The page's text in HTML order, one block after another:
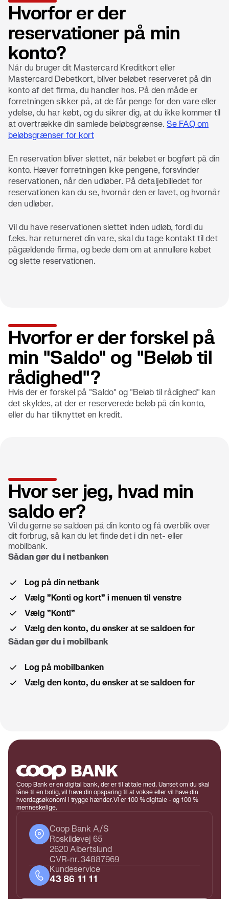
Hvorfor er der
reservationer på min
konto?
Når du bruger dit Mastercard Kreditkort eller
Mastercard Debetkort, bliver beløbet reserveret på din
konto af det firma, du handler hos. På den måde er
forretningen sikker på, at de får penge for den vare eller
ydelse, du har købt, og du sikrer dig, at du ikke kommer til
at overtrække din samlede beløbsgrænse. Se FAQ om
beløbsgrænser for kort
En reservation bliver slettet, når beløbet er bogført på din
konto. Hæver forretningen ikke pengene, forsvinder
reservationen, når den udløber. På detaljebilledet for
reservationen kan du se, hvornår den er lavet, og hvornår
den udløber.
Vil du have reservationen slettet inden udløb, fordi du
f.eks. har returneret din vare, skal du tage kontakt til det
pågældende firma, og bede dem om at annullere købet
og slette reservationen.
Hvorfor er der forskel på
min "Saldo" og "Beløb til
rådighed"?
Hvis der er forskel på "Saldo" og "Beløb til rådighed" kan
det skyldes, at der er reserverede beløb på din konto,
eller du har tilknyttet en kredit.
Hvor ser jeg, hvad min
saldo er?
Vil du gerne se saldoen på din konto og få overblik over
dit forbrug, så kan du let finde det i din net- eller
mobilbank.
Sådan gør du i netbanken
Log på din netbank
Vælg ”Konti og kort” i menuen til venstre
Vælg ”Konti”
Vælg den konto, du ønsker at se saldoen for
Sådan gør du i mobilbank
Log på mobilbanken
Vælg den konto, du ønsker at se saldoen for
Coop Bank er en digital bank, der er til at tale med. Uanset om du skal
låne til en bolig, vil have din opsparing til at vokse eller vil have din
hverdagsøkonomi i trygge hænder. Vi er 100 % digitale - og 100 %
menneskelige.
Coop Bank A/S
Roskildevej 65
2620 Albertslund
CVR-nr. 34887969
Kundeservice
43 86 11 11